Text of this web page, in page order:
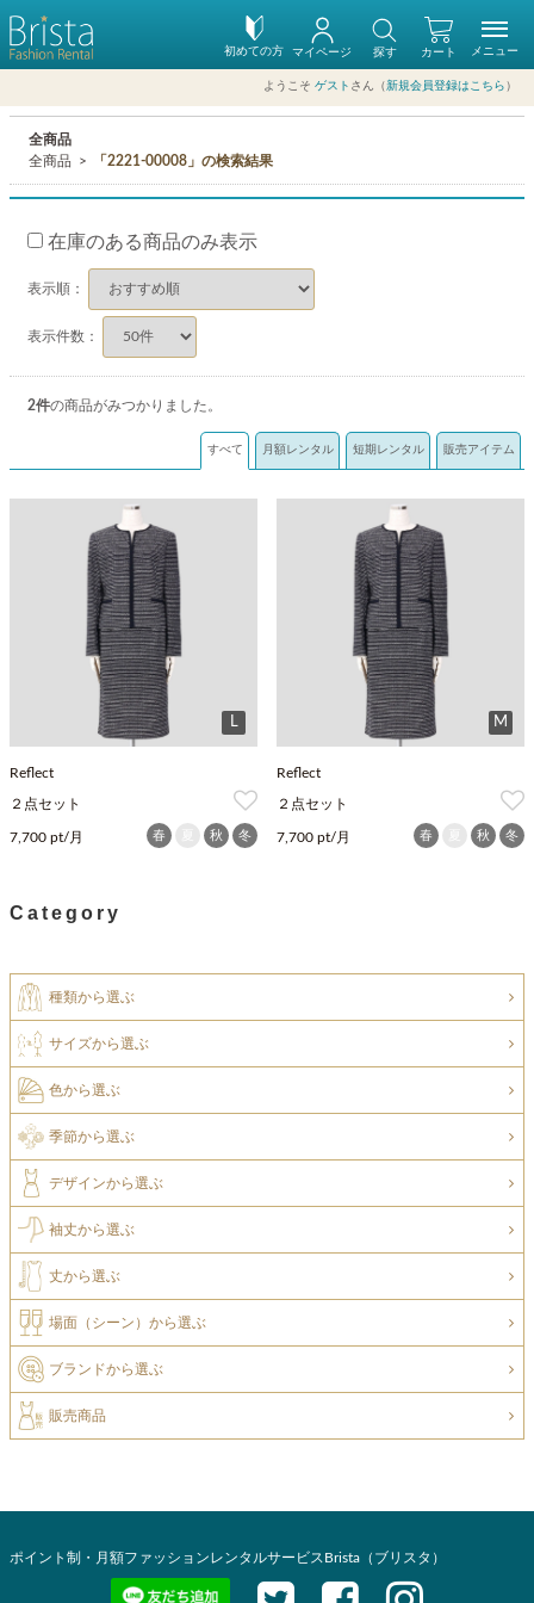
初めての方 カート
マイページ 探す
ようこそ ゲスト さん（新規会員登録はこちら ）
メニュー
全商品
全商品
「2221-00008」の検索結果
在庫のある商品のみ表示
表示順：
表示件数：
2件の商品がみつかりました。
すべて 月額レンタル 短期レンタル 販売アイテム
L
Reflect
２点セット
7,700 pt/月 春 秋 冬
M
Reflect
２点セット
7,700 pt/月 春 秋 冬
Category
種類から選ぶ
サイズから選ぶ
色から選ぶ
季節から選ぶ
デザインから選ぶ
袖丈から選ぶ
丈から選ぶ
場面（シーン）から選ぶ
ブランドから選ぶ
販売商品
ポイント制・月額ファッションレンタルサービスBrista（ブリスタ）